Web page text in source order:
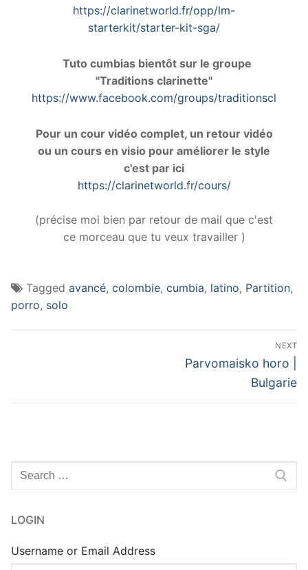
https://clarinetworld.fr/opp/lm-
starterkit/starter-kit-sga/
Tuto cumbias bientôt sur le groupe
"Traditions clarinette"
https://www.facebook.com/groups/
Pour un cour vidéo complet, un retour vidéo
ou un cours en visio pour améliorer le style
c'est par ici
https://clarinetworld.fr/cours/
(précise moi bien par retour de mail que c'est
ce morceau que tu veux travailler )
Tagged avancé, colombie, cumbia, latino, Partition,
porro, solo
NEXT
Next
Parvomaisko horo |
Bulgarie
Rechercher
:
LOGIN
Username or Email Address